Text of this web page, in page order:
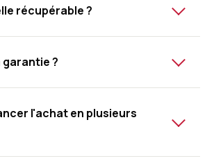
récupérable ?
garantie ?
l'achat en plusieurs